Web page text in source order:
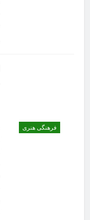
فرهنگی هنری